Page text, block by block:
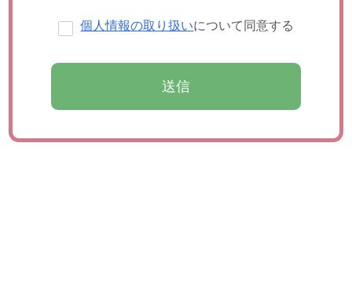
個人情報の取り扱いについて同意する